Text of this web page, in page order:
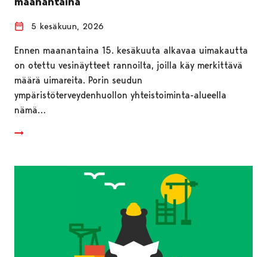
5 kesäkuun, 2026
Ennen maanantaina 15. kesäkuuta alkavaa uimakautta
on otettu vesinäytteet rannoilta, joilla käy merkittävä
määrä uimareita. Porin seudun
ympäristöterveydenhuollon yhteistoiminta-alueella
nämä…